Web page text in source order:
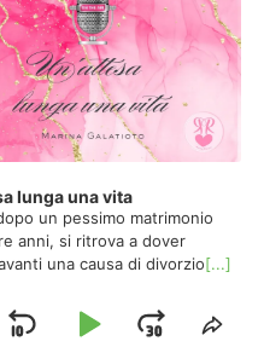
lunga una vita
un pessimo matrimonio
anni, si ritrova a dover
una causa di divorzio[...]
Share